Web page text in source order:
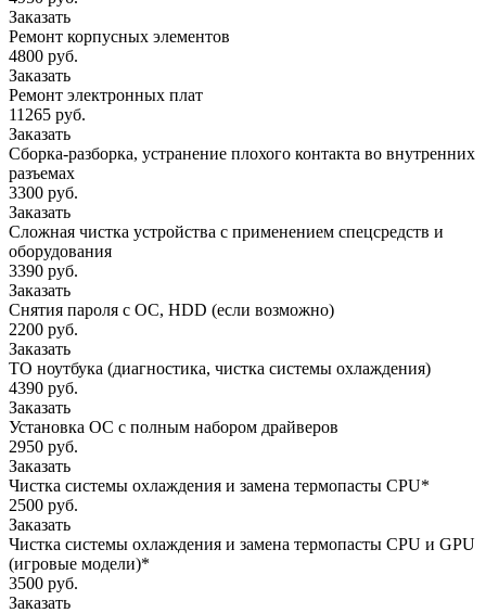
Заказать
Ремонт корпусных элементов
4800 руб.
Заказать
Ремонт электронных плат
11265 руб.
Заказать
Сборка-разборка, устранение плохого контакта во внутренних
разъемах
3300 руб.
Заказать
Сложная чистка устройства с применением спецсредств и
оборудования
3390 руб.
Заказать
Снятия пароля с OC, HDD (если возможно)
2200 руб.
Заказать
ТО ноутбука (диагностика, чистка системы охлаждения)
4390 руб.
Заказать
Установка ОС с полным набором драйверов
2950 руб.
Заказать
Чистка системы охлаждения и замена термопасты CPU*
2500 руб.
Заказать
Чистка системы охлаждения и замена термопасты CPU и GPU
(игровые модели)*
3500 руб.
Заказать